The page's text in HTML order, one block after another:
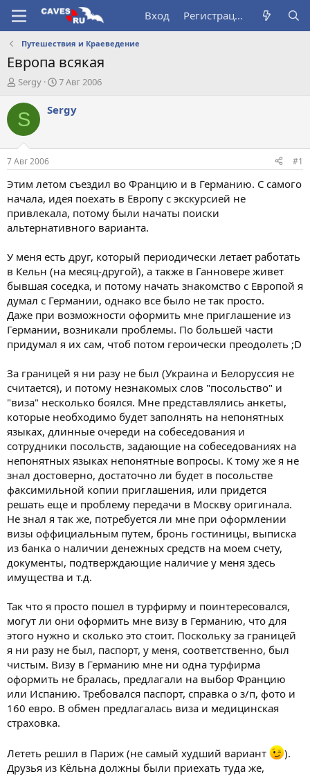
Вход Регистрация
Путешествия и Краеведение
Европа всякая
А
т
о
т
м
ы
Sergy
Д
т
а
л
7 Авг 2006
S Sergy
7 Авг 2006 #1
Этим летом съездил во Францию и в Германию. С самого
начала, идея поехать в Европу с экскурсией не
привлекала, потому были начаты поиски
альтернативного варианта.
У меня есть друг, который периодически летает работать
в Кельн (на месяц-другой), а также в Ганновере живет
бывшая соседка, и потому начать знакомство с Европой я
думал с Германии, однако все было не так просто.
Даже при возможности оформить мне приглашение из
Германии, возникали проблемы. По большей части
придумал я их сам, чтоб потом героически преодолеть ;D
За границей я ни разу не был (Украина и Белоруссия не
считается), и потому незнакомых слов "посольство" и
"виза" несколько боялся. Мне представлялись анкеты,
которые необходимо будет заполнять на непонятных
языках, длинные очереди на собеседования и
сотрудники посольств, задающие на собеседованиях на
непонятных языках непонятные вопросы. К тому же я не
знал достоверно, достаточно ли будет в посольстве
факсимильной копии приглашения, или придется
решать еще и проблему передачи в Москву оригинала.
Не знал я так же, потребуется ли мне при оформлении
визы оффициальным путем, бронь гостиницы, выписка
из банка о наличии денежных средств на моем счету,
документы, подтверждающие наличие у меня здесь
имущества и т.д.
Так что я просто пошел в турфирму и поинтересовался,
могут ли они оформить мне визу в Германию, что для
этого нужно и сколько это стоит. Поскольку за границей
я ни разу не был, паспорт, у меня, соответственно, был
чистым. Визу в Германию мне ни одна турфирма
оформить не бралась, предлагали на выбор Францию
или Испанию. Требовался паспорт, справка о з/п, фото и
160 евро. В обмен предлагалась виза и медицинская
страховка.
Лететь решил в Париж (не самый худший вариант
).
Друзья из Кёльна должны были приехать туда же,